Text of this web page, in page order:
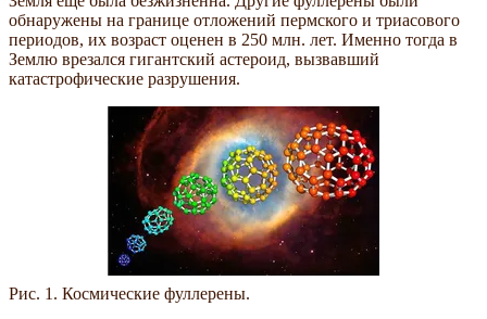
обнаружены на границе отложений пермского и триасового
периодов, их возраст оценен в 250 млн. лет. Именно тогда в
Землю врезался гигантский астероид, вызвавший
катастрофические разрушения.
Рис. 1. Космические фуллерены.